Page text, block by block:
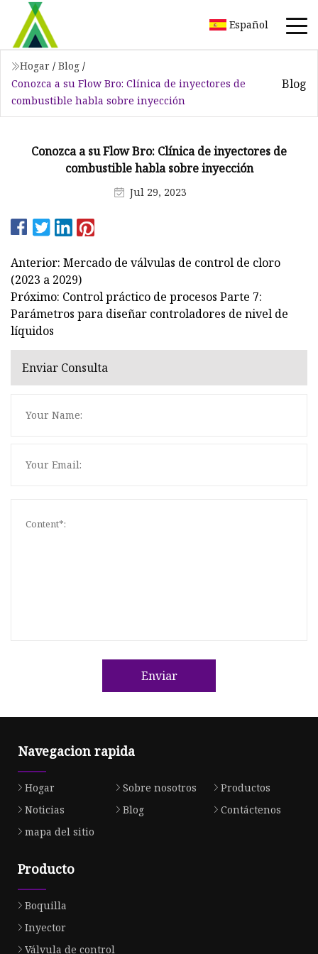
Español
Hogar / Blog /
Conozca a su Flow Bro: Clínica de inyectores de
combustible habla sobre inyección
Blog
Conozca a su Flow Bro: Clínica de inyectores de
combustible habla sobre inyección
Jul 29, 2023
Anterior: Mercado de válvulas de control de cloro
(2023 a 2029)
Próximo: Control práctico de procesos Parte 7:
Parámetros para diseñar controladores de nivel de
líquidos
Enviar Consulta
Enviar
Navegacion rapida
Hogar Sobre nosotros
Productos
Noticias
Blog
Contáctenos
mapa del sitio
Producto
Boquilla
Inyector
Válvula de control